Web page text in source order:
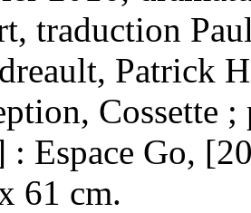
traduction
Patrick
Cossette
: Espace Go,
61 cm.